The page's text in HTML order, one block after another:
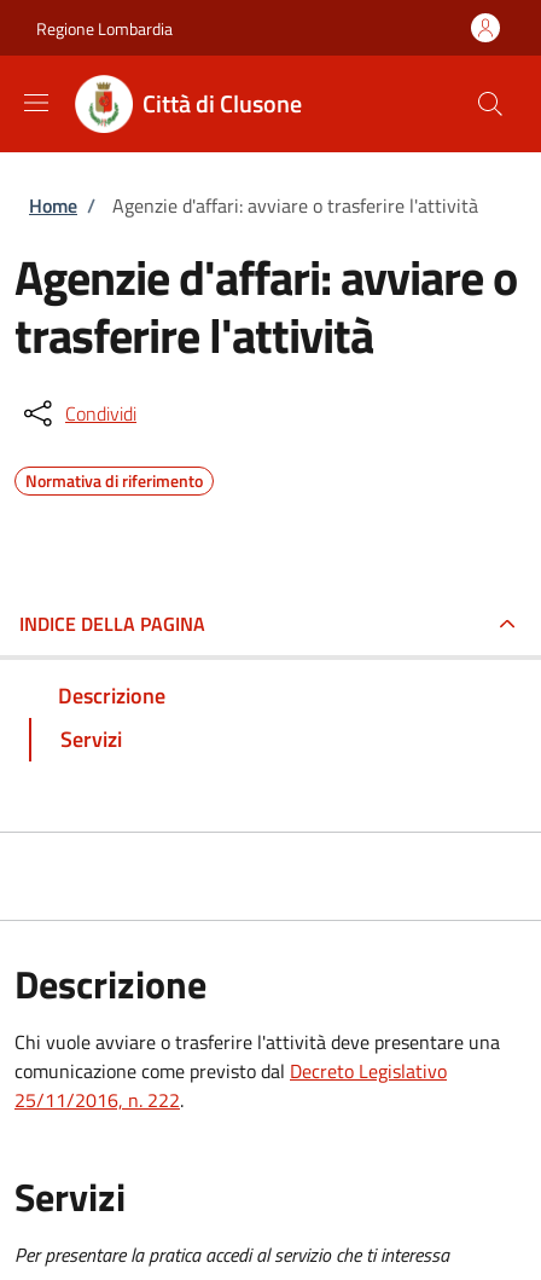
Regione Lombardia
Città di Clusone
Briciole di pane
Home / Agenzie d'affari: avviare o trasferire l'attività
Agenzie d'affari: avviare o
trasferire l'attività
Condividi
Normativa di riferimento
INDICE DELLA PAGINA
Descrizione
Servizi
Descrizione
Chi vuole avviare o trasferire l'attività deve presentare una
comunicazionecome previsto dal Decreto Legislativo
25/11/2016, n. 222.
Servizi
Per presentare la pratica accedi al servizio che ti interessa